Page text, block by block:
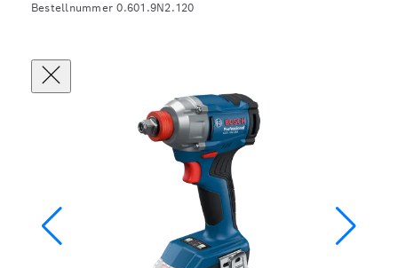
Bestellnummer 0.601.9N2.120